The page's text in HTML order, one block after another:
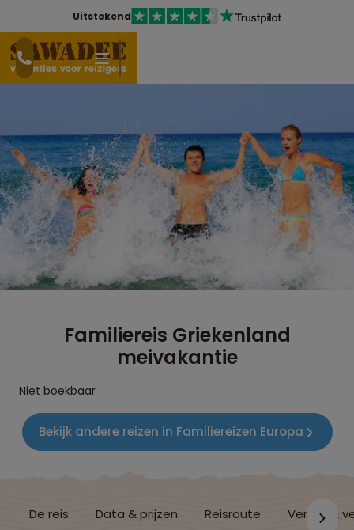
Uitstekend
Familiereis Griekenland
meivakantie
Niet boekbaar
Bekijk andere reizen in Familiereizen Europa
De reis Data & prijzen Reisroute Verblijf &